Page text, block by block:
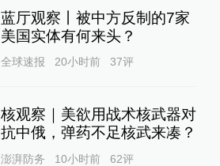
蓝厅观察丨被中方反制的7家
美国实体有何来头？
全球速报 20小时前 37评
核观察｜美欲用战术核武器对
抗中俄，弹药不足核武来凑？
澎湃防务 10小时前 62评